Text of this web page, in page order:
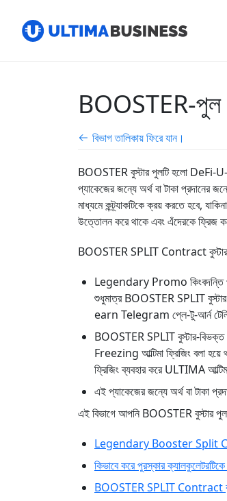
BOOSTER-পুল
বিভাগ তালিকায় ফিরে যান।
BOOSTER বুস্টার পুলটি হলো DeFi-U-
প্যাকেজের জন্যে অর্থ বা টাকা
মাধ্যমে কন্ট্র্যাকটিকে ক্রয় করতে হবে,
উত্তোলন করে থাকে এবং এঁদেরকে ফ্রিজ
BOOSTER SPLIT Contract বুস্টার
Legendary Promo কিংবদন্তি
শুধুমাত্র BOOSTER SPLIT বুস্টার
earn Telegram প্লে-টু-আর্ন
BOOSTER SPLIT বুস্টার-বিভক্ত
Freezing আল্টিমা ফ্রিজিং বলা হয়ে
ফ্রিজিং ব্যবহার করে ULTIMA
এই প্যাকেজের জন্যে অর্থ বা টাকা
এই বিভাগে আপনি BOOSTER বুস্টার
Legendary Booster Split
কিভাবে করে পুরস্কার
BOOSTER SPLIT Contract বুস্টার